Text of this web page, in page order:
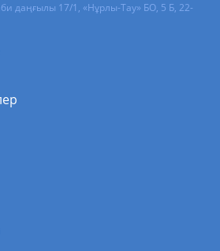
даңғылы 17/1, «Нұрлы-Тау» БО, 5 Б, 22-